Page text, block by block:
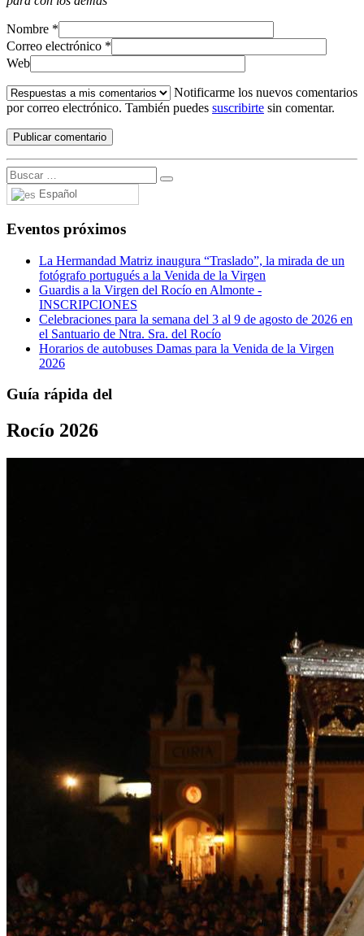
Nombre *
Correo electrónico *
Web
Notificarme los nuevos comentarios
por correo electrónico. También puedes suscribirte sin comentar.
Español
Eventos próximos
La Hermandad Matriz inaugura “Traslado”, la mirada de un
fotógrafo portugués a la Venida de la Virgen
Guardis a la Virgen del Rocío en Almonte -
INSCRIPCIONES
Celebraciones para la semana del 3 al 9 de agosto de 2026 en
el Santuario de Ntra. Sra. del Rocío
Horarios de autobuses Damas para la Venida de la Virgen
2026
Guía rápida del
Rocío 2026